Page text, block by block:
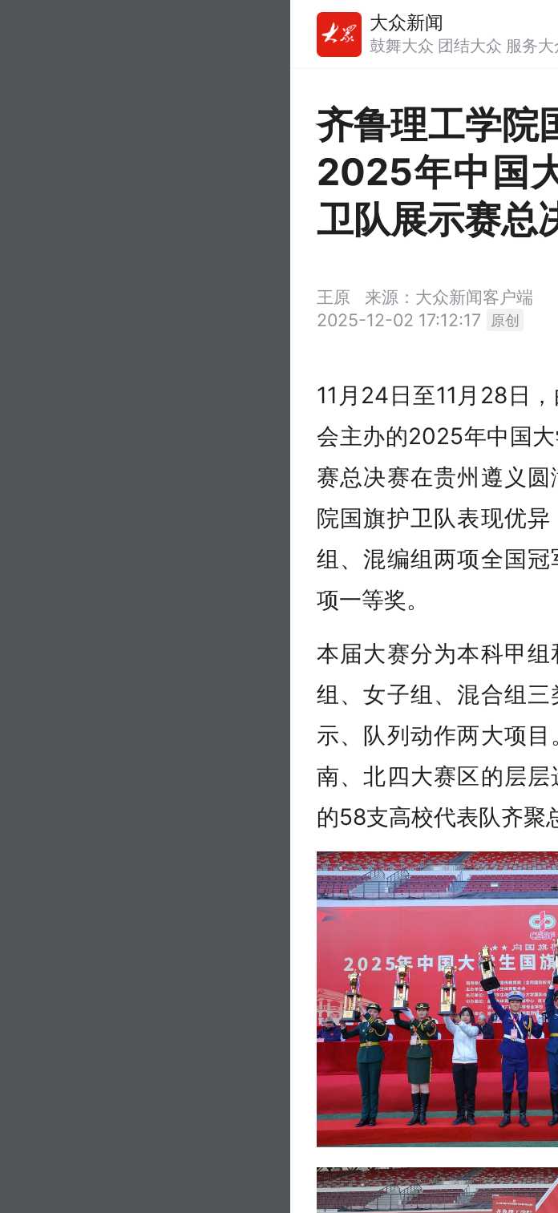
大众新闻
鼓舞大众 团结大众 服务大
齐鲁理工学院
2025年中国
卫队展示赛总
王原
来源：大众新闻客户端
2025-12-02 17:12:17
原创
11月24日至11月28日
会主办的2025年中国
赛总决赛在贵州遵义
院国旗护卫队表现优
组、混编组两项全国
项一等奖。
本届大赛分为本科甲
组、女子组、混合组
示、队列动作两大项目
南、北四大赛区的层
的58支高校代表队齐聚